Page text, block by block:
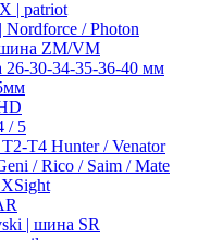
| patriot
Nordforce / Photon
ZM/VM
26-30-34-35-36-40 мм
/ 5
T4 Hunter / Venator
/ Rico / Saim / Mate
| шина SR